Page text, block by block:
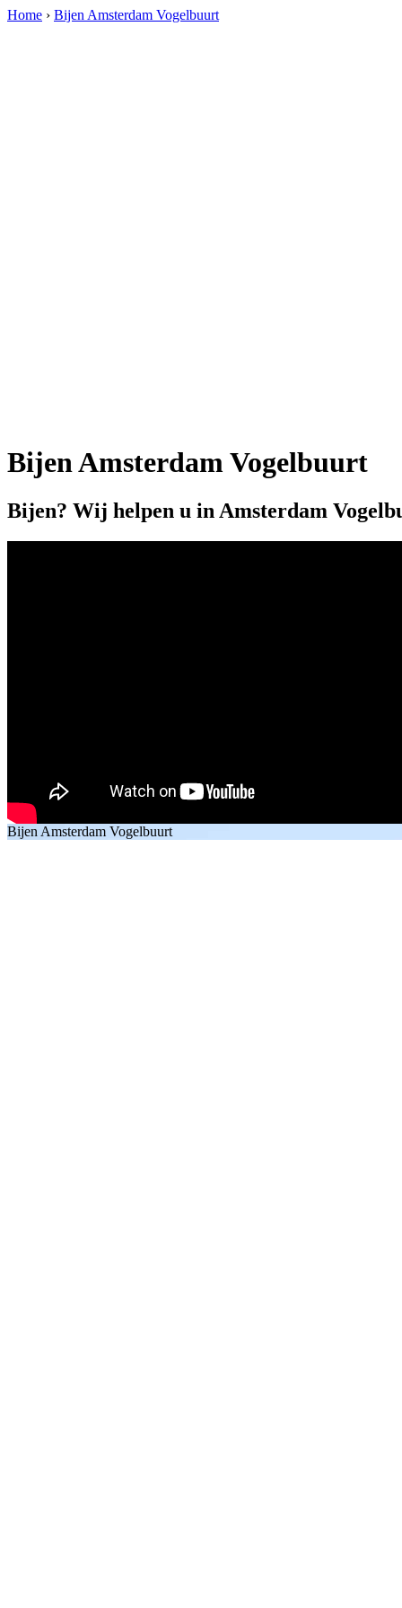
Home › Bijen Amsterdam Vogelbuurt
Bijen Amsterdam Vogelbuurt
Bijen? Wij helpen u in Amsterdam
Bijen Amsterdam Vogelbuurt